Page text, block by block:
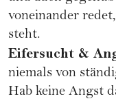
voneinander
steht.
Eifersucht &
niemals von
Hab keine Angst